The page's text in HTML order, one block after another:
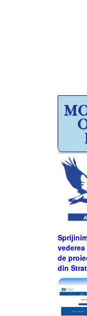
de
din